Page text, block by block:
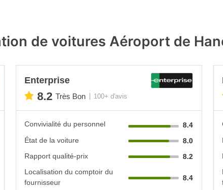
de voitures Aéroport de
Enterprise
8.2 Très Bon 100+ d'avis
Convivialité du personnel
8.4
État de la voiture
8.0
Rapport qualité-prix
8.2
Localisation du comptoir du
fournisseur
8.4